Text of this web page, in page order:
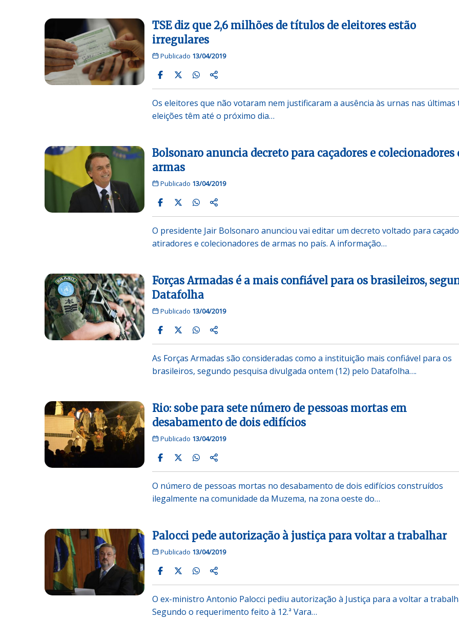
TSE diz que 2,6 milhões de títulos de eleitores estão
irregulares
Publicado 13/04/2019
Os eleitores que não votaram nem justificaram a ausência às urnas nas últimas
eleições têm até o próximo dia…
Bolsonaro anuncia decreto para caçadores e colecionadores
armas
Publicado 13/04/2019
O presidente Jair Bolsonaro anunciou vai editar um decreto voltado para
atiradores e colecionadores de armas no país. A informação…
Forças Armadas é a mais confiável para os brasileiros,
Datafolha
Publicado 13/04/2019
As Forças Armadas são consideradas como a instituição mais confiável para os
brasileiros, segundo pesquisa divulgada ontem (12) pelo Datafolha….
Rio: sobe para sete número de pessoas mortas em
desabamento de dois edifícios
Publicado 13/04/2019
O número de pessoas mortas no desabamento de dois edifícios construídos
ilegalmente na comunidade da Muzema, na zona oeste do…
Palocci pede autorização à justiça para voltar a trabalhar
Publicado 13/04/2019
O ex-ministro Antonio Palocci pediu autorização à Justiça para a voltar a
Segundo o requerimento feito à 12.ª Vara…